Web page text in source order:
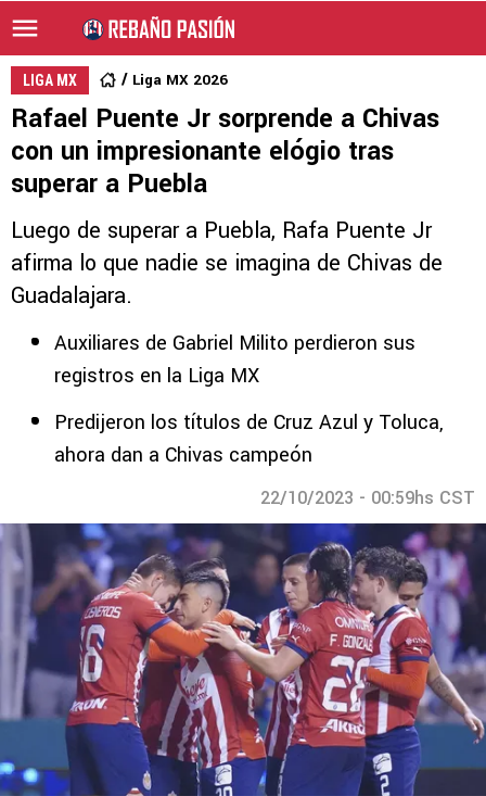
LIGA MX Liga MX 2026
Rafael Puente Jr sorprende a Chivas
con un impresionante elógio tras
superar a Puebla
Luego de superar a Puebla, Rafa Puente Jr
afirma lo que nadie se imagina de Chivas de
Guadalajara.
Auxiliares de Gabriel Milito perdieron sus
registros en la Liga MX
Predijeron los títulos de Cruz Azul y Toluca,
ahora dan a Chivas campeón
22/10/2023 - 00:59hs CST